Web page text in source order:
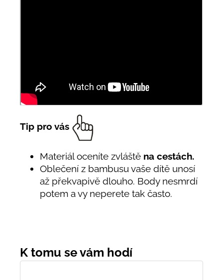
Tip pro vás
Materiál oceníte zvláště na cestách.
Oblečení z bambusu vaše dítě unosí
až překvapivě dlouho. Body nesmrdí
potem a vy neperete tak často.